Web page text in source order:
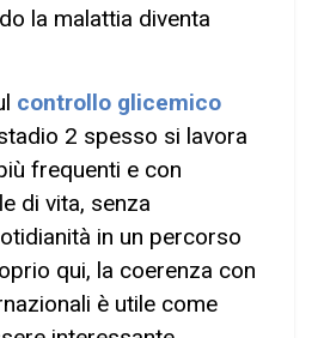
la malattia diventa
controllo glicemico
2 spesso si lavora
frequenti e con
di vita, senza
in un percorso
qui, la coerenza con
è utile come